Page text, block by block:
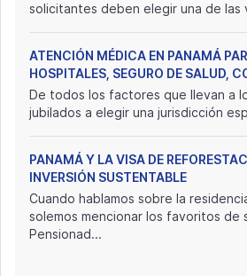
solicitantes deben elegir una de las
ATENCIÓN MÉDICA EN PANAMÁ
HOSPITALES, SEGURO DE SALUD,
De todos los factores que llevan a
jubilados a elegir una jurisdicción
PANAMÁ Y LA VISA DE
INVERSIÓN SUSTENTABLE
Cuando hablamos sobre la
solemos mencionar los favoritos de
Pensionad...